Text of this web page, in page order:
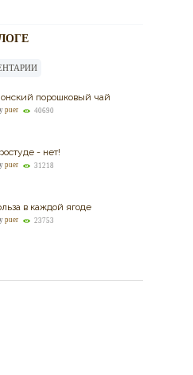
порошковый чай
puer 40690
- нет!
puer 31218
в каждой ягоде
puer 23753